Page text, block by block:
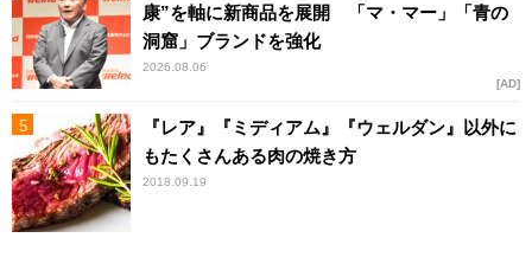
康”を軸に新商品を展開 「マ・マー」「青の
洞窟」ブランドを強化
2026.08.06
AD
『レア』『ミディアム』『ウェルダン』以外に
もたくさんある肉の焼き方
2018.09.19